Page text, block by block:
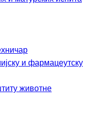
и фармацеутску
животне